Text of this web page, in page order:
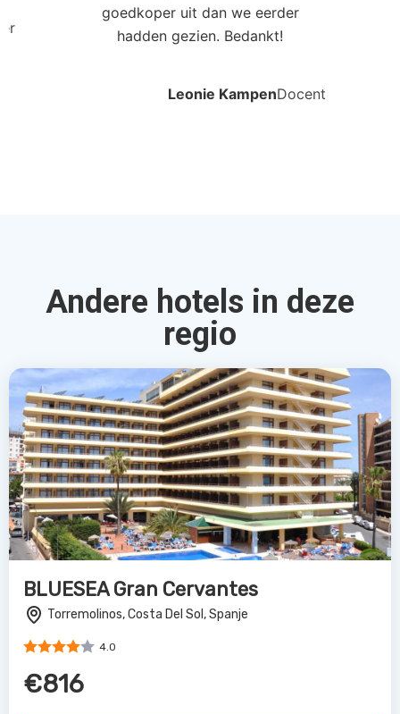
goedkoper uit dan we eerder
hadden gezien. Bedankt!
Leonie KampenDocent
Andere hotels in deze
regio
BLUESEA Gran Cervantes
Torremolinos, Costa Del Sol, Spanje
4.0
€816